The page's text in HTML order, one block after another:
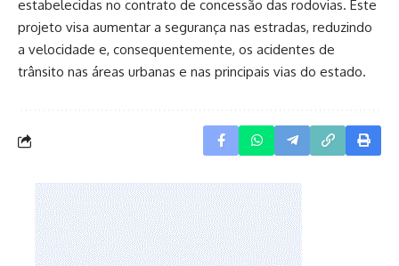
estabelecidas no contrato de concessão das rodovias. Este
projeto visa aumentar a segurança nas estradas, reduzindo
a velocidade e, consequentemente, os acidentes de
trânsito nas áreas urbanas e nas principais vias do estado.